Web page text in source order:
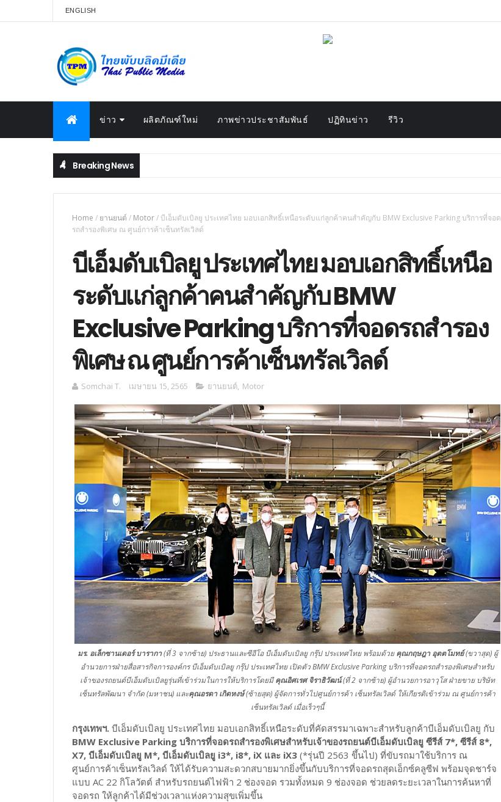
ENGLISH
ข่าว ผลิตภัณฑ์ใหม่ ภาพข่าวประชาสัมพันธ์ ปฏิทินข่าว รีวิว
Breaking News
Home / ‎ยานยนต์‎ / Motor/บีเอ็มดับเบิลยู ประเทศไทย มอบเอกสิทธิ์เหนือระดับแก่ลูกค้าคนสำคัญกับ BMW Exclusive Parking บริการที่จอด
รถสำรองพิเศษ ณ ศูนย์การค้าเซ็นทรัลเวิลด์
บีเอ็มดับเบิลยู ประเทศไทย มอบเอกสิทธิ์เหนือ
ระดับแก่ลูกค้าคนสำคัญกับ BMW
Exclusive Parking บริการที่จอดรถสำรอง
พิเศษ ณ ศูนย์การค้าเซ็นทรัลเวิลด์
Somchai T. เมษายน 15, 2565 ‎ยานยนต์‎, Motor
มร. อเล็กซานเดอร์ บารากา(ที่ 3 จากซ้าย) ประธานและซีอีโอ บีเอ็มดับเบิลยู กรุ๊ป ประเทศไทย พร้อมด้วยคุณกฤษฎา อุตตโมทย์(ขวาสุด) ผู้
อำนวยการฝ่ายสื่อสารกิจการองค์กร บีเอ็มดับเบิลยู กรุ๊ป ประเทศไทย เปิดตัว BMW Exclusive Parking บริการที่จอดรถสำรองพิเศษสำหรับ
เจ้าของรถยนต์บีเอ็มดับเบิลยูรุ่นที่เข้าร่วมในการให้บริการโดยมีคุณอิศเรศ จิราธิวัฒน์(ที่ 2 จากซ้าย) ผู้อำนวยการอาวุโส ฝ่ายขาย บริษัท
เซ็นทรัลพัฒนา จำกัด (มหาชน) และคุณอรดา เกิดหงษ์(ซ้ายสุด) ผู้จัดการทั่วไปศูนย์การค้า เซ็นทรัลเวิลด์ ให้เกียรติเข้าร่วม ณ ศูนย์การค้า
เซ็นทรัลเวิลด์ เมื่อเร็วๆนี้
กรุงเทพฯ. บีเอ็มดับเบิลยู ประเทศไทย มอบเอกสิทธิ์เหนือระดับที่คัดสรรมาเฉพาะสำหรับลูกค้าบีเอ็มดับเบิลยู กับ
BMW Exclusive Parking บริการที่จอดรถสำรองพิเศษสำหรับเจ้าของรถยนต์บีเอ็มดับเบิลยู ซีรีส์ 7*, ซีรีส์ 8*,
X7, บีเอ็มดับเบิลยู M*, บีเอ็มดับเบิลยู i3*, i8*, iX และ iX3 (*รุ่นปี 2563 ขึ้นไป) ที่ขับรถมาใช้บริการ ณ
ศูนย์การค้าเซ็นทรัลเวิลด์ ให้ได้รับความสะดวกสบายมากยิ่งขึ้นกับบริการที่จอดรถสุดเอ็กซ์คลูซีฟ พร้อมจุดชาร์จ
แบบ AC 22 กิโลวัตต์ สำหรับรถยนต์ไฟฟ้า 2 ช่องจอด รวมทั้งหมด 9 ช่องจอด ช่วยลดระยะเวลาในการค้นหาที่
จอดรถ ให้ลูกค้าได้มีช่วงเวลาแห่งความสุขเพิ่มขึ้น